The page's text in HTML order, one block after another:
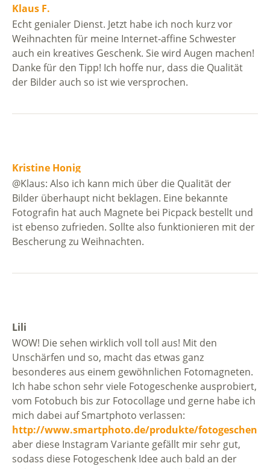
Klaus F.
Echt genialer Dienst. Jetzt habe ich noch kurz vor
Weihnachten für meine Internet-affine Schwester
auch ein kreatives Geschenk. Sie wird Augen machen!
Danke für den Tipp! Ich hoffe nur, dass die Qualität
der Bilder auch so ist wie versprochen.
Kristine Honig
@Klaus: Also ich kann mich über die Qualität der
Bilder überhaupt nicht beklagen. Eine bekannte
Fotografin hat auch Magnete bei Picpack bestellt und
ist ebenso zufrieden. Sollte also funktionieren mit der
Bescherung zu Weihnachten.
Lili
WOW! Die sehen wirklich voll toll aus! Mit den
Unschärfen und so, macht das etwas ganz
besonderes aus einem gewöhnlichen Fotomagneten.
Ich habe schon sehr viele Fotogeschenke ausprobiert,
vom Fotobuch bis zur Fotocollage und gerne habe ich
mich dabei auf Smartphoto verlassen:
http://www.smartphoto.de/produkte/fotogeschenke
aber diese Instagram Variante gefällt mir sehr gut,
sodass diese Fotogeschenk Idee auch bald an der